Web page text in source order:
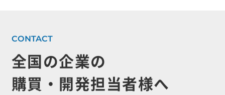
全国の企業の
購買・開発担当者様へ